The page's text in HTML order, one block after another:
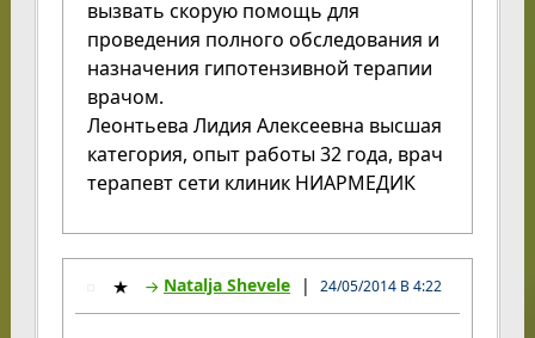
вызвать скорую помощь для
проведения полного обследования и
назначения гипотензивной терапии
врачом.
Леонтьева Лидия Алексеевна высшая
категория, опыт работы 32 года, врач
терапевт сети клиник НИАРМЕДИК
Natalja Shevele 24/05/2014 В 4:22